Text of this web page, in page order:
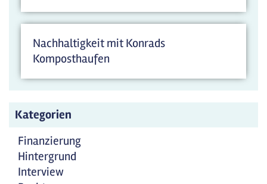
Nachhaltigkeit mit Konrads
Komposthaufen
Kategorien
Finanzierung
Hintergrund
Interview